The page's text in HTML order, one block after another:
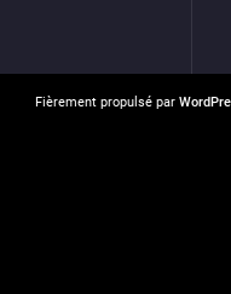
Fièrement propulsé par